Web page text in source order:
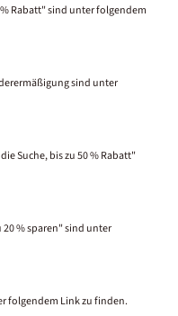
Rabatt" sind unter folgendem
sind unter
Suche, bis zu 50 % Rabatt"
% sparen" sind unter
folgendem Link zu finden.